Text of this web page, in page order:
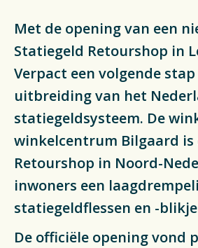
Inzameling &
Wetgeving
Actueel
Veelgestelde vragen
Verpakkingencatalogus
Met de opening van een
Statiegeld Retourshop in
Verpact een volgende
uitbreiding van het
statiegeldsysteem. De
winkelcentrum Bilgaard is
Retourshop in Noord-
inwoners een
statiegeldflessen en -
De officiële opening vond